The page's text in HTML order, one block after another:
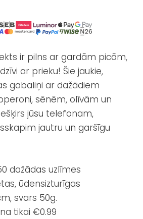
ir pilns ar gardām picām,
ar prieku! Šie jaukie,
gabaliņi ar dažādiem
sēnēm, olīvām un
jūsu telefonam,
jautru un garšīgu
dažādas uzlīmes
ūdensizturīgas
svars 50g.
tikai €0.99